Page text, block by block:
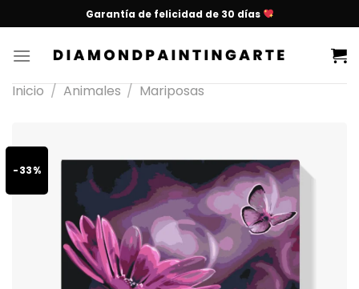
Garantía de felicidad de 30 días
Inicio / Animales / Mariposas
-33%